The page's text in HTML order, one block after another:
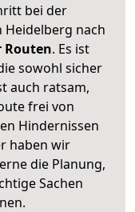
bei der
nach
Routen. Es ist
sowohl sicher
auch ratsam,
frei von
Hindernissen
haben wir
die Planung,
Sachen